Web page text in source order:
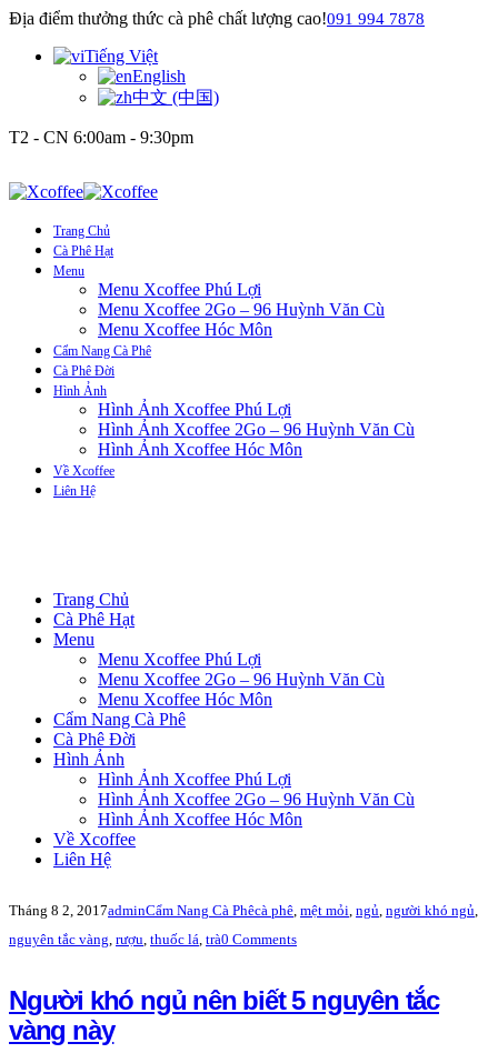
Địa điểm thưởng thức cà phê chất lượng cao!091 994 7878
Tiếng Việt
English
中文 (中国)
T2 - CN 6:00am - 9:30pm
Trang Chủ
Cà Phê Hạt
Menu
Menu Xcoffee Phú Lợi
Menu Xcoffee 2Go – 96 Huỳnh Văn Cù
Menu Xcoffee Hóc Môn
Cẩm Nang Cà Phê
Cà Phê Đời
Hình Ảnh
Hình Ảnh Xcoffee Phú Lợi
Hình Ảnh Xcoffee 2Go – 96 Huỳnh Văn Cù
Hình Ảnh Xcoffee Hóc Môn
Về Xcoffee
Liên Hệ
Trang Chủ
Cà Phê Hạt
Menu
Menu Xcoffee Phú Lợi
Menu Xcoffee 2Go – 96 Huỳnh Văn Cù
Menu Xcoffee Hóc Môn
Cẩm Nang Cà Phê
Cà Phê Đời
Hình Ảnh
Hình Ảnh Xcoffee Phú Lợi
Hình Ảnh Xcoffee 2Go – 96 Huỳnh Văn Cù
Hình Ảnh Xcoffee Hóc Môn
Về Xcoffee
Liên Hệ
Người khó ngủ nên biết 5 nguyên tắc
vàng này
Tháng 8 2, 2017adminCẩm Nang Cà Phêcà phê, mệt mỏi, ngủ, người khó ngủ,
nguyên tắc vàng, rượu, thuốc lá, trà0 Comments